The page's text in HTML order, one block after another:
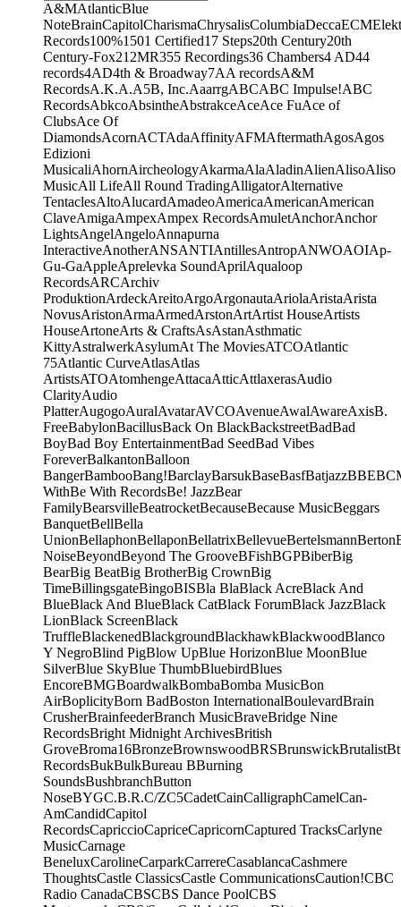
A&MAtlanticBlue
NoteBrainCapitolCharismaChrysalisColumbiaDeccaECM
Records100%1501 Certified17 Steps20th Century20th
Century-Fox21 2MR355 Recordings36 Chambers4 AD44
records4AD4th & Broadway7AA recordsA&M
RecordsA.K.A.A5B, Inc.AaarrgABCABC Impulse!ABC
RecordsAbkcoAbsintheAbstrakceAceAce FuAce of
ClubsAce Of
DiamondsAcornACTAdaAffinityAFMAftermathAgosAgos
Edizioni
MusicaliAhornAircheologyAkarmaAlaAladinAlienAlisoAliso
MusicAll LifeAll Round TradingAlligatorAlternative
TentaclesAltoAlucardAmadeoAmericaAmericanAmerican
ClaveAmigaAmpexAmpex RecordsAmuletAnchorAnchor
LightsAngelAngeloAnnapurna
InteractiveAnotherANSANTIAntillesAntropANWOAOIAp-
Gu-GaAppleAprelevka SoundAprilAqualoop
RecordsARCArchiv
ProduktionArdeckAreitoArgoArgonautaAriolaAristaArista
NovusAristonArmaArmedArstonArtArtist HouseArtists
HouseArtoneArts & CraftsAsAstanAsthmatic
KittyAstralwerkAsylumAt The MoviesATCOAtlantic
75Atlantic CurveAtlasAtlas
ArtistsATOAtomhengeAttacaAtticAttlaxerasAudio
ClarityAudio
PlatterAugogoAuralAvatarAVCOAvenueAwalAwareAxisB.
FreeBabylonBacillusBack On BlackBackstreetBadBad
BoyBad Boy EntertainmentBad SeedBad Vibes
ForeverBalkantonBalloon
BangerBambooBang!BarclayBarsukBaseBasfBatjazzBBE
WithBe With RecordsBe! JazzBear
FamilyBearsvilleBeatrocketBecauseBecause MusicBeggars
BanquetBellBella
UnionBellaphonBellaponBellatrixBellevueBertelsmannBerton
NoiseBeyondBeyond The GrooveBFishBGPBiberBig
BearBig BeatBig BrotherBig CrownBig
TimeBillingsgateBingoBISBla BlaBlack AcreBlack And
BlueBlack And BlueBlack CatBlack ForumBlack JazzBlack
LionBlack ScreenBlack
TruffleBlackenedBlackgroundBlackhawkBlackwoodBlanco
Y NegroBlind PigBlow UpBlue HorizonBlue MoonBlue
SilverBlue SkyBlue ThumbBluebirdBlues
EncoreBMGBoardwalkBombaBomba MusicBon
AirBoplicityBorn BadBoston InternationalBoulevardBrain
CrusherBrainfeederBranch MusicBraveBridge Nine
RecordsBright Midnight ArchivesBritish
GroveBroma16BronzeBrownswoodBRSBrunswickBrutalist
RecordsBukBulkBureau BBurning
SoundsBushbranchButton
NoseBYGC.B.R.C/ZC5CadetCainCalligraphCamelCan-
AmCandidCapitol
RecordsCapriccioCapriceCapricornCaptured TracksCarlyne
MusicCarnage
BeneluxCarolineCarparkCarrereCasablancaCashmere
ThoughtsCastle ClassicsCastle CommunicationsCaution!CBC
Radio CanadaCBSCBS Dance PoolCBS